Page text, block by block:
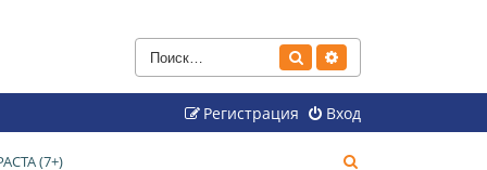
Поиск
Вход
Регистрация
(7+)